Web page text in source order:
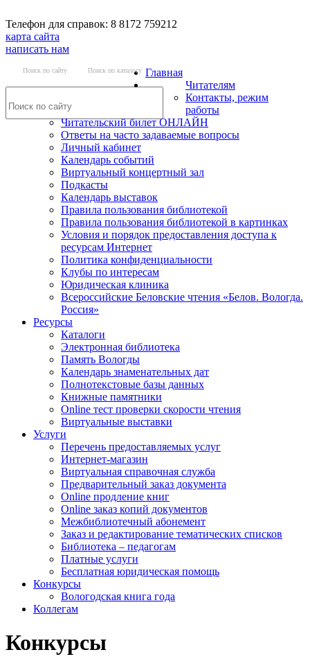
Телефон для справок: 8 8172 759212
карта сайта
написать нам
Поиск по сайту Поиск по каталогу Главная
Читателям
Контакты, режим
работы
Читательский билет ОНЛАЙН
Ответы на часто задаваемые вопросы
Личный кабинет
Календарь событий
Виртуальный концертный зал
Подкасты
Календарь выставок
Правила пользования библиотекой
Правила пользования библиотекой в картинках
Условия и порядок предоставления доступа к
ресурсам Интернет
Политика конфиденциальности
Клубы по интересам
Юридическая клиника
Всероссийские Беловские чтения «Белов. Вологда.
Россия»
Ресурсы
Каталоги
Электронная библиотека
Память Вологды
Календарь знаменательных дат
Полнотекстовые базы данных
Книжные памятники
Online тест проверки скорости чтения
Виртуальные выставки
Услуги
Перечень предоставляемых услуг
Интернет-магазин
Виртуальная справочная служба
Предварительный заказ документа
Online продление книг
Online заказ копий документов
Межбиблиотечный абонемент
Заказ и редактирование тематических списков
Библиотека – педагогам
Платные услуги
Бесплатная юридическая помощь
Конкурсы
Вологодская книга года
Коллегам
Конкурсы